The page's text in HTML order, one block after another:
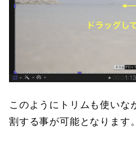
このようにトリムも使いな
割する事が可能となります。